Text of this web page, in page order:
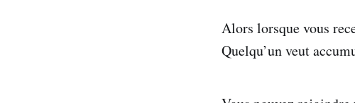
Alors lorsque vous
Quelqu’un veut